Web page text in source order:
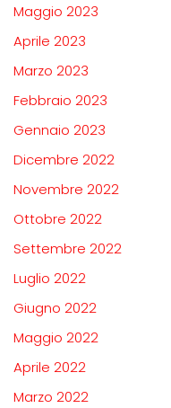
Maggio 2023
Aprile 2023
Marzo 2023
Febbraio 2023
Gennaio 2023
Dicembre 2022
Novembre 2022
Ottobre 2022
Settembre 2022
Luglio 2022
Giugno 2022
Maggio 2022
Aprile 2022
Marzo 2022